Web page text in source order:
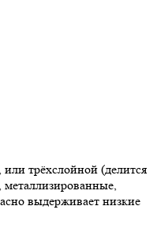
трёхслойной (делится
выдерживает низкие